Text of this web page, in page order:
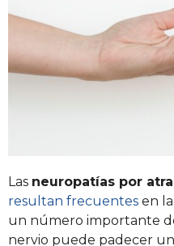
Las neuropatías por
resultan frecuentes en
un número importante
nervio puede padecer